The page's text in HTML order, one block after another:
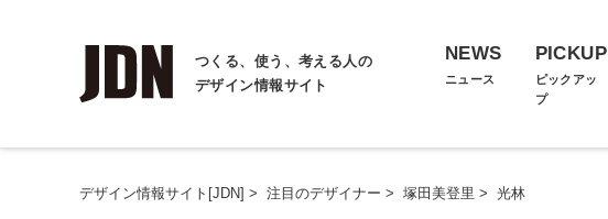
つくる、使う、考える人の
デザイン情報サイト
NEWS
ニュース
PICKUP
ピックアッ
プ
デザイン情報サイト[JDN] > 注目のデザイナー > 塚田美登里 > 光林